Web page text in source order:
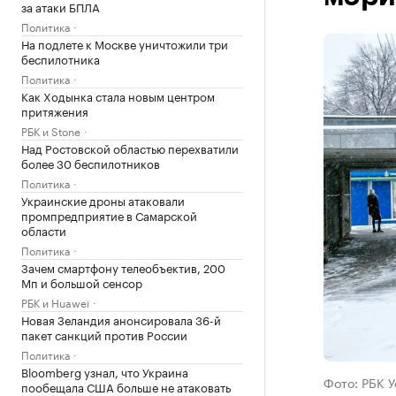
за атаки БПЛА
Политика
На подлете к Москве уничтожили три
беспилотника
Политика
Как Ходынка стала новым центром
притяжения
РБК и Stone
Над Ростовской областью перехватили
более 30 беспилотников
Политика
Украинские дроны атаковали
промпредприятие в Самарской
области
Политика
Зачем смартфону телеобъектив, 200
Мп и большой сенсор
РБК и Huawei
Новая Зеландия анонсировала 36-й
пакет санкций против России
Политика
Bloomberg узнал, что Украина
пообещала США больше не атаковать
Фото: РБК